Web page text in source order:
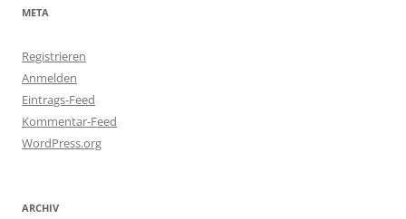
META
Registrieren
Anmelden
Eintrags-Feed
Kommentar-Feed
WordPress.org
ARCHIV